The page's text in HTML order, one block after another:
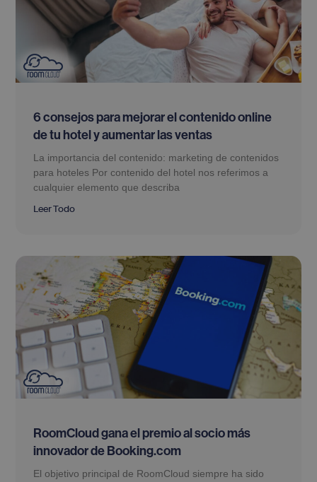
6 consejos para mejorar el contenido online
de tu hotel y aumentar las ventas
La importancia del contenido: marketing de contenidos
para hoteles Por contenido del hotel nos referimos a
cualquier elemento que describa
Leer Todo
RoomCloud gana el premio al socio más
innovador de Booking.com
El objetivo principal de RoomCloud siempre ha sido